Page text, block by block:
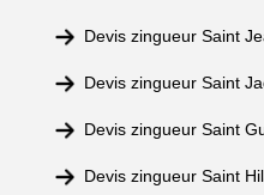
Devis zingueur Saint
Devis zingueur Saint
Devis zingueur Saint
Devis zingueur Saint